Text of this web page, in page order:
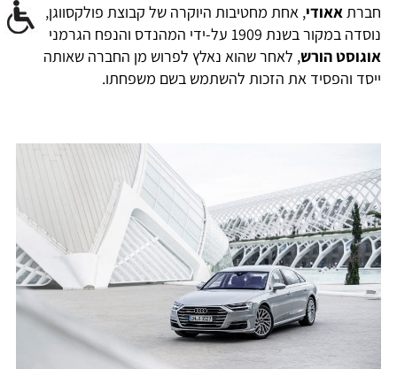
חברת אאודי, אחת מחטיבות היוקרה של קבוצת פולקסווגן,
נוסדה במקור בשנת 1909 על-ידי המהנדס והנפח הגרמני
אוגוסט הורש, לאחר שהוא נאלץ לפרוש מן החברה שאותה
ייסד והפסיד את הזכות להשתמש בשם משפחתו.